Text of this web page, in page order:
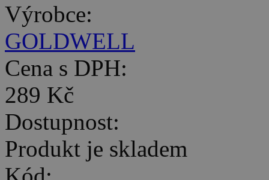
Výrobce:
GOLDWELL
Cena s DPH:
289 Kč
Dostupnost:
Produkt je skladem